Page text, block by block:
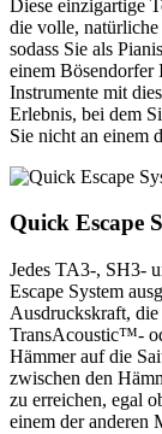
Diese einzigartige
die volle, natürliche
sodass Sie als
einem Bösendorfer
Instrumente mit
Erlebnis, bei dem
Sie nicht an einem
Quick Escape
Jedes TA3-, SH3-
Escape System
Ausdruckskraft,
TransAcoustic™-
Hämmer auf die
zwischen den
zu erreichen, egal
einem der anderen